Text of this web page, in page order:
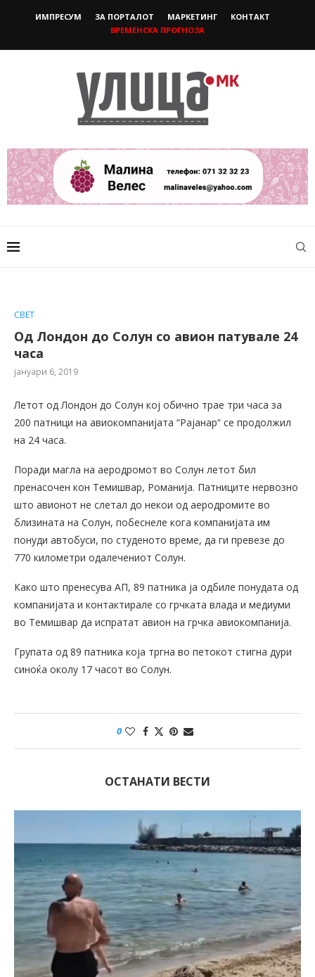
ИМПРЕСУМ ЗА ПОРТАЛОТ МАРКЕТИНГ
КОНТАКТ
ВРЕМЕНСКА ПРОГНОЗА
СВЕТ
Од Лондон до Солун со авион патувале 24
часа
јануари 6, 2019
Летот од Лондон до Солун кој обично трае три часа за
200 патници на авиокомпанијата “Рајанар“ се продолжил
на 24 часа.
Поради магла на аеродромот во Солун летот бил
пренасочен кон Темишвар, Романија. Патниците нервозно
што авионот не слетал до некои од аеродромите во
близината на Солун, побеснеле кога компанијата им
понуди автобуси, по студеното време, да ги превезе до
770 километри одалечениот Солун.
Како што пренесува АП, 89 патника ја одбиле понудата од
компанијата и контактирале со грчката влада и медиуми
во Темишвар да испратат авион на грчка авиокомпанија.
Групата од 89 патника која тргна во петокот стигна дури
синоќа околу 17 часот во Солун.
0
ОСТАНАТИ ВЕСТИ